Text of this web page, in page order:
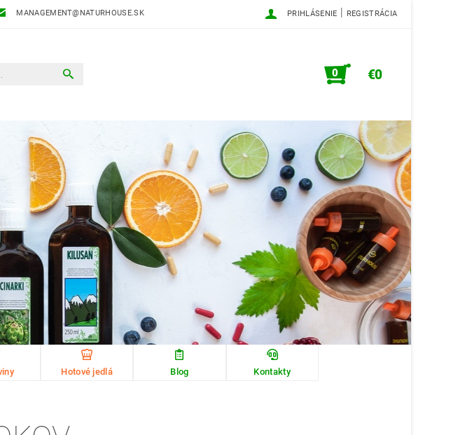
MANAGEMENT@NATURHOUSE.SK PRIHLÁSENIE | REGISTRÁCIA
0 €0
Hotové jedlá Blog Kontakty